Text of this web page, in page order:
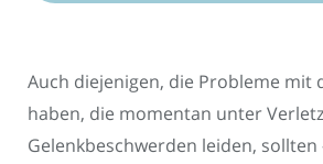
Auch diejenigen, die Probleme mit
haben, die momentan unter
Gelenkbeschwerden leiden, sollten